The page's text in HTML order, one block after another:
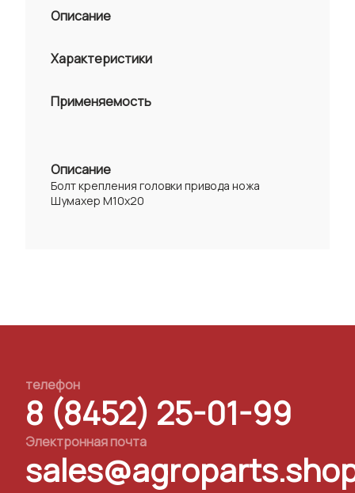
Описание
Характеристики
Применяемость
Описание
Болт крепления головки привода ножа
Шумахер М10х20
телефон
8 (8452) 25-01-99
Электронная почта